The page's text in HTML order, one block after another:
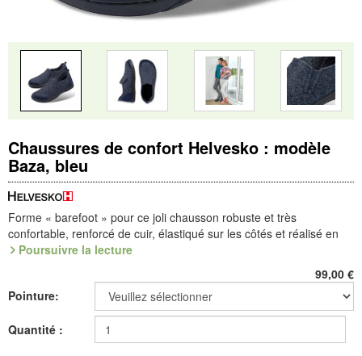
Chaussures de confort Helvesko : modèle
Baza, bleu
Forme « barefoot » pour ce joli chausson robuste et très
confortable, renforcé de cuir, élastiqué sur les côtés et réalisé en
feutre de laine caressant. Sa voûte, chaude et amovible, repose
Des pièces en cuir, au bout et au talon, ajoutent un plus à cette
belle matière qu'est le feutre : elles renforcent la forme, protègent
les les orteils et fignolent le style du chausson.
Référence : 4.819.08
Poursuivre la lecture
99,00 €
Pointure:
Quantité :